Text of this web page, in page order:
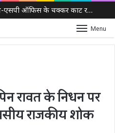
लापता पति की तलाश में थाने-एसपी ऑफिस के चक्कर काट रही नवविवाहिता, ससुराल वालों पर गंभीर आरोप
Menu
रावत के निधन पर
राजकीय शोक